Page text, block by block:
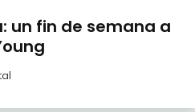
un fin de semana a